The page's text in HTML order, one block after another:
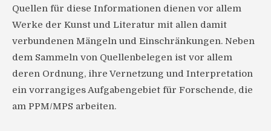
Quellen für diese Informationen dienen vor allem
Werke der Kunst und Literatur mit allen damit
verbundenen Mängeln und Einschränkungen. Neben
dem Sammeln von Quellenbelegen ist vor allem
deren Ordnung, ihre Vernetzung und Interpretation
ein vorrangiges Aufgabengebiet für Forschende, die
am PPM/MPS arbeiten.